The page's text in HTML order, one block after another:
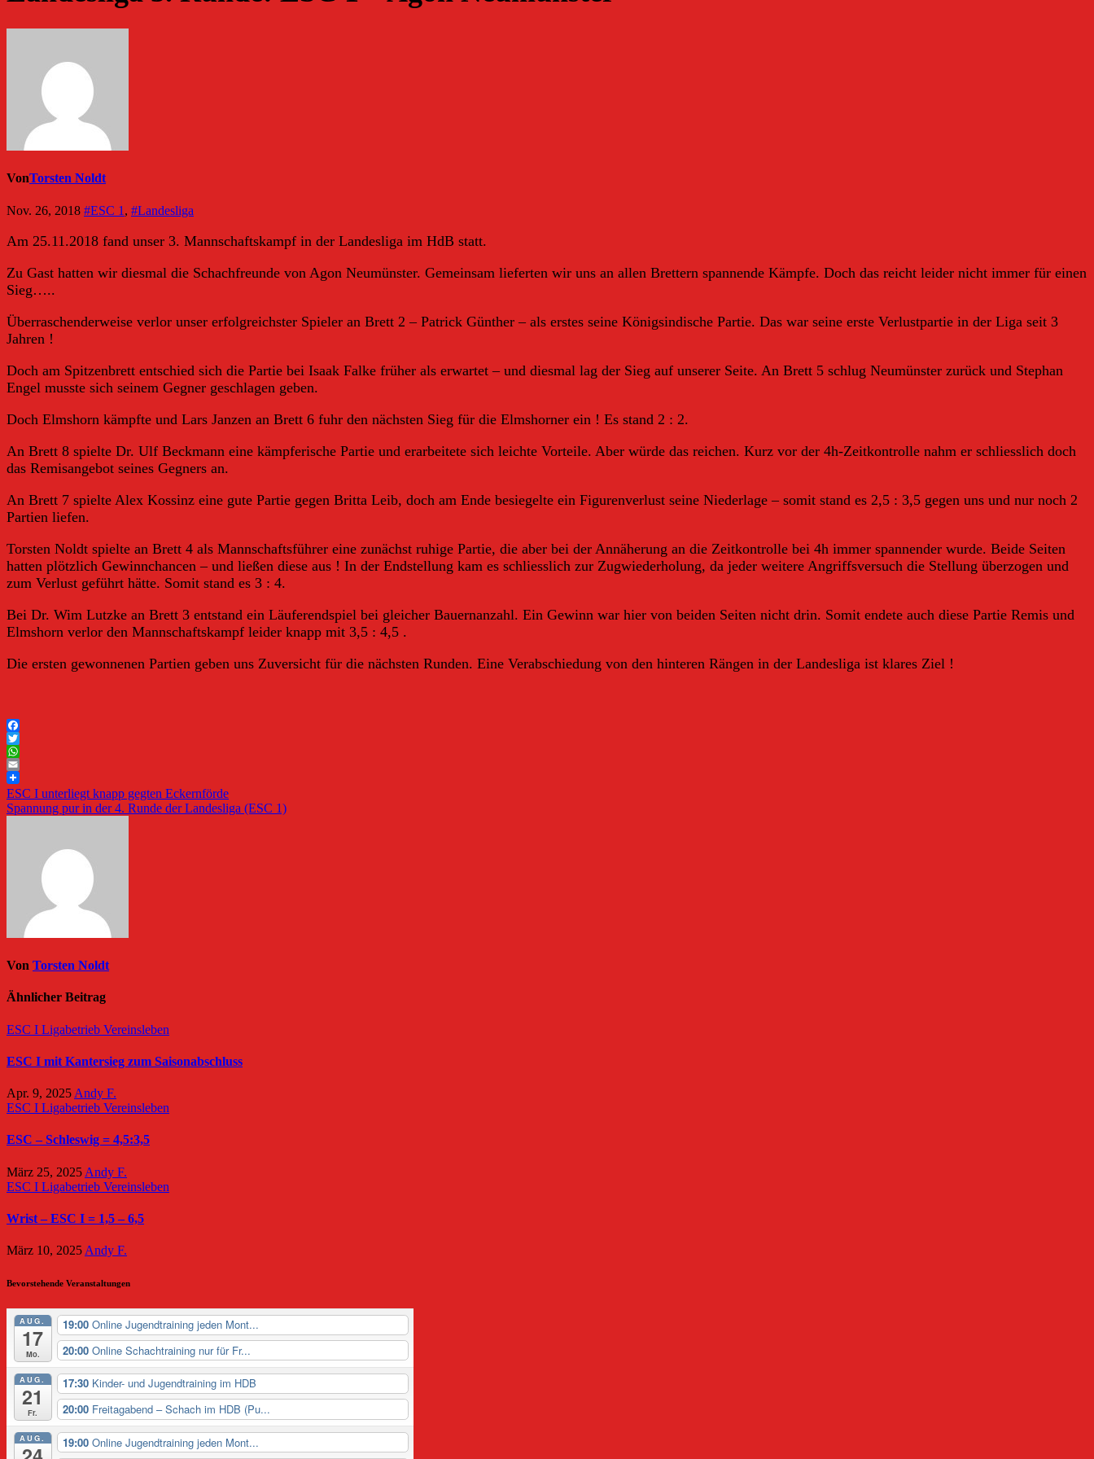
VonTorsten Noldt
Nov. 26, 2018 #ESC 1 , #Landesliga
Am 25.11.2018 fand unser 3. Mannschaftskampf in der Landesliga im HdB statt.
Zu Gast hatten wir diesmal die Schachfreunde von Agon Neumünster. Gemeinsam lieferten wir uns an allen Brettern spannende Kämpfe. Doch das reicht leider nicht immer für einen
Sieg…..
Überraschenderweise verlor unser erfolgreichster Spieler an Brett 2 – Patrick Günther – als erstes seine Königsindische Partie. Das war seine erste Verlustpartie in der Liga seit 3
Jahren !
Doch am Spitzenbrett entschied sich die Partie bei Isaak Falke früher als erwartet – und diesmal lag der Sieg auf unserer Seite. An Brett 5 schlug Neumünster zurück und Stephan
Engel musste sich seinem Gegner geschlagen geben.
Doch Elmshorn kämpfte und Lars Janzen an Brett 6 fuhr den nächsten Sieg für die Elmshorner ein ! Es stand 2 : 2.
An Brett 8 spielte Dr. Ulf Beckmann eine kämpferische Partie und erarbeitete sich leichte Vorteile. Aber würde das reichen. Kurz vor der 4h-Zeitkontrolle nahm er schliesslich doch
das Remisangebot seines Gegners an.
An Brett 7 spielte Alex Kossinz eine gute Partie gegen Britta Leib, doch am Ende besiegelte ein Figurenverlust seine Niederlage – somit stand es 2,5 : 3,5 gegen uns und nur noch 2
Partien liefen.
Torsten Noldt spielte an Brett 4 als Mannschaftsführer eine zunächst ruhige Partie, die aber bei der Annäherung an die Zeitkontrolle bei 4h immer spannender wurde. Beide Seiten
hatten plötzlich Gewinnchancen – und ließen diese aus ! In der Endstellung kam es schliesslich zur Zugwiederholung, da jeder weitere Angriffsversuch die Stellung überzogen und
zum Verlust geführt hätte. Somit stand es 3 : 4.
Bei Dr. Wim Lutzke an Brett 3 entstand ein Läuferendspiel bei gleicher Bauernanzahl. Ein Gewinn war hier von beiden Seiten nicht drin. Somit endete auch diese Partie Remis und
Elmshorn verlor den Mannschaftskampf leider knapp mit 3,5 : 4,5 .
Die ersten gewonnenen Partien geben uns Zuversicht für die nächsten Runden. Eine Verabschiedung von den hinteren Rängen in der Landesliga ist klares Ziel !
Facebook
Twitter
WhatsApp
Email
Beitragsnavigation
ESC I unterliegt knapp gegten Eckernförde
Spannung pur in der 4. Runde der Landesliga (ESC 1)
Von Torsten Noldt
Ähnlicher Beitrag
ESC I Ligabetrieb Vereinsleben
ESC I mit Kantersieg zum Saisonabschluss
Apr. 9, 2025 Andy F.
ESC I Ligabetrieb Vereinsleben
ESC – Schleswig = 4,5:3,5
März 25, 2025 Andy F.
ESC I Ligabetrieb Vereinsleben
Wrist – ESC I = 1,5 – 6,5
März 10, 2025 Andy F.
Bevorstehende Veranstaltungen
AUG.
17
Mo.
19:00 Online Jugendtraining jeden Mont...
20:00 Online Schachtraining nur für Fr...
AUG.
21
Fr.
17:30 Kinder- und Jugendtraining im HDB
20:00 Freitagabend – Schach im HDB (Pu...
AUG. 19:00 Online Jugendtraining jeden Mont...